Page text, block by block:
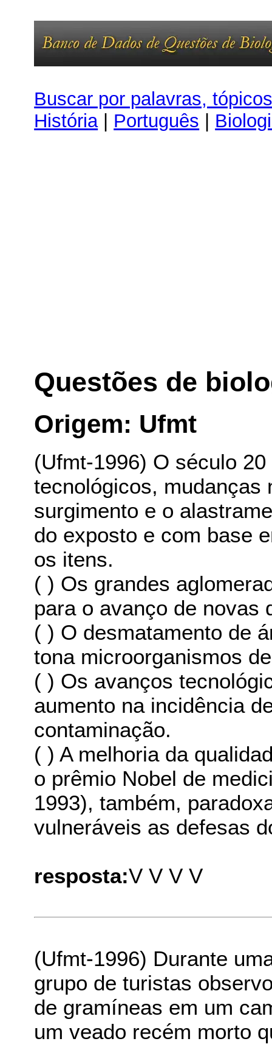
Buscar por palavras,
História| Português |
Questões de
Origem: Ufmt
(Ufmt-1996) O século
tecnológicos, mudanças
surgimento e o
do exposto e com base
os itens.
( ) Os grandes
para o avanço de novas
( ) O desmatamento de
tona microorganismos
( ) Os avanços
aumento na incidência
contaminação.
( ) A melhoria da
o prêmio Nobel de
1993), também,
vulneráveis as defesas
resposta:V V V V
(Ufmt-1996) Durante
grupo de turistas
de gramíneas em um
um veado recém morto